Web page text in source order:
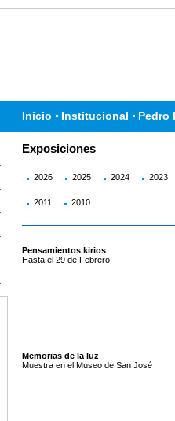
Inicio Institucional Pedro
Exposiciones
2026 2025 2024 2023
2011 2010
Pensamientos kirios
Hasta el 29 de Febrero
Memorias de la luz
Muestra en el Museo de San José